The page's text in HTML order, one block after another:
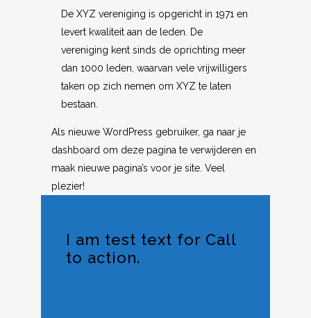
De XYZ vereniging is opgericht in 1971 en
levert kwaliteit aan de leden. De
vereniging kent sinds de oprichting meer
dan 1000 leden, waarvan vele vrijwilligers
taken op zich nemen om XYZ te laten
bestaan.
Als nieuwe WordPress gebruiker, ga naar je
dashboard om deze pagina te verwijderen en
maak nieuwe pagina’s voor je site. Veel
plezier!
I am test text for Call
to action.